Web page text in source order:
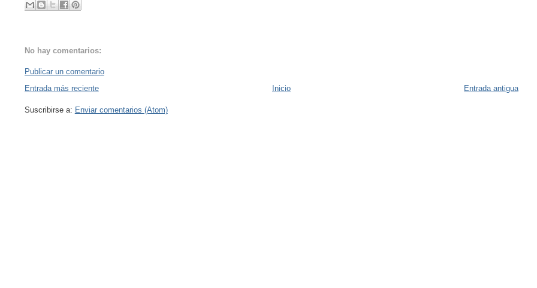
No hay comentarios:
Publicar un comentario
Entrada más reciente
Entrada antigua
Inicio
Suscribirse a: Enviar comentarios (Atom)